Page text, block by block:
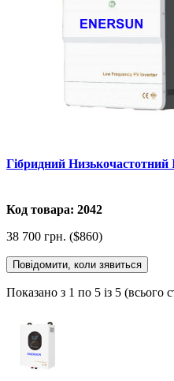
Гібридний
Код товара: 2042
38 700 грн. ($860)
Повідомити, коли зявиться
Показано з 1 по 5 із 5 (всього